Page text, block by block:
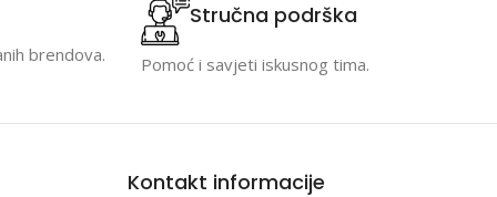
brendova.
Stručna podrška
Pomoć i savjeti iskusnog tima.
Kontakt informacije